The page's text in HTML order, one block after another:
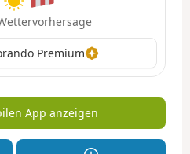
Premium
App anzeigen